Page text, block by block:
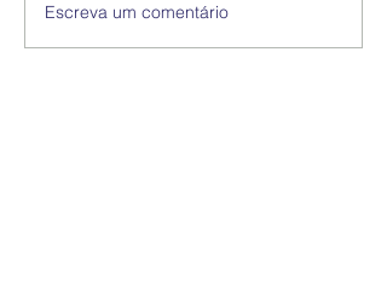
Escreva um comentário